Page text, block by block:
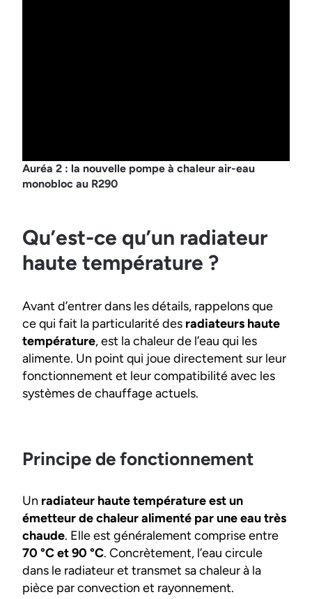
Auréa 2 : la nouvelle pompe à chaleur air-eau
monobloc au R290
Qu’est-ce qu’un radiateur
haute température ?
Avant d’entrer dans les détails, rappelons que
ce qui fait la particularité des radiateurs haute
température, est la chaleur de l’eau qui les
alimente. Un point qui joue directement sur leur
fonctionnement et leur compatibilité avec les
systèmes de chauffage actuels.
Principe de fonctionnement
Un radiateur haute température est un
émetteur de chaleur alimenté par une eau très
chaude. Elle est généralement comprise entre
70 °C et 90 °C. Concrètement, l’eau circule
dans le radiateur et transmet sa chaleur à la
pièce par convection et rayonnement.